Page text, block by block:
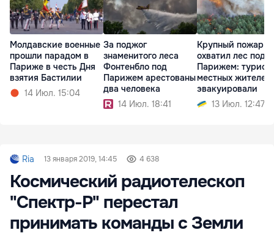
Молдавские военные
прошли парадом в
Париже в честь Дня
взятия Бастилии
14 Июл. 15:04
За поджог
знаменитого леса
Фонтенбло под
Парижем арестованы
два человека
14 Июл. 18:41
Крупный пожар
охватил лес под
Парижем:
местных жителей
эвакуировали
13 Июл. 12:47
Ria 13 января 2019, 14:45 4 638
Космический радиотелескоп
"Спектр-Р" перестал
принимать команды с Земли